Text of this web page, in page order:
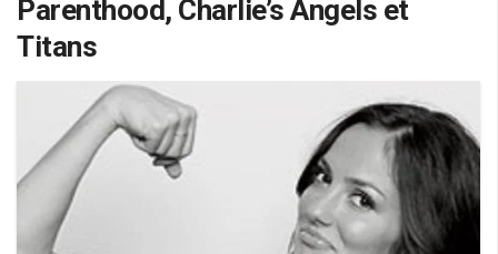
Parenthood, Charlie’s Angels et
Titans